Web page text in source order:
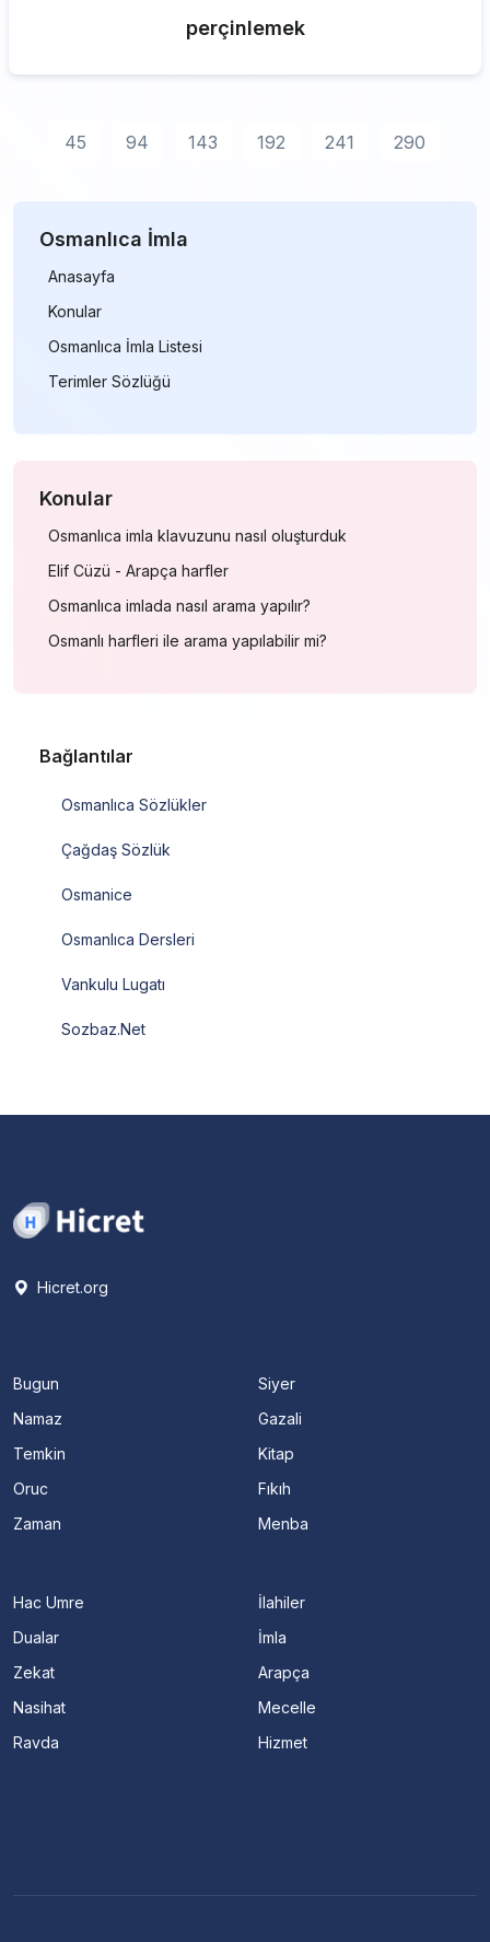
perçinlemek
45 94 143 192 241 290
Osmanlıca İmla
Anasayfa
Konular
Osmanlıca İmla Listesi
Terimler Sözlüğü
Konular
Osmanlıca imla klavuzunu nasıl oluşturduk
Elif Cüzü - Arapça harfler
Osmanlıca imlada nasıl arama yapılır?
Osmanlı harfleri ile arama yapılabilir mi?
Bağlantılar
Osmanlıca Sözlükler
Çağdaş Sözlük
Osmanice
Osmanlıca Dersleri
Vankulu Lugatı
Sozbaz.Net
Hicret.org
Bugun
Namaz
Temkin
Oruc
Zaman
Siyer
Gazali
Kitap
Fıkıh
Menba
Hac Umre
Dualar
Zekat
Nasihat
Ravda
İlahiler
İmla
Arapça
Mecelle
Hizmet